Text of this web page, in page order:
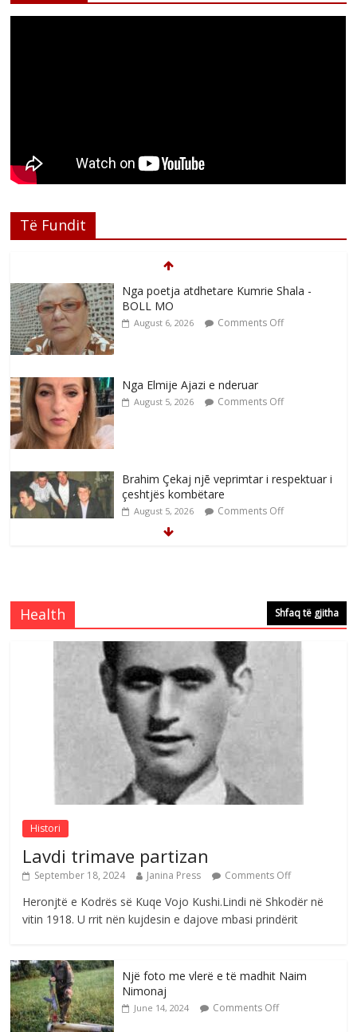
Të Fundit
Nga poetja atdhetare Kumrie Shala -
BOLL MO
August 6, 2026 Comments Off
Nga Elmije Ajazi e nderuar
August 5, 2026 Comments Off
Brahim Çekaj njē veprimtar i respektuar i
çeshtjës kombëtare
August 5, 2026 Comments Off
e invalidëve në Fushë Kosovë
Comments Off
Çlirimtari Agron Gërvalla me takime pune
në atdhe të shoqerisë Levizja
August 3, 2026 Comments Off
Postim me vlera nga artistja e mirëfilltë
Mimoza Gjoni
August 6, 2026 Comments Off
Health Shfaq të gjitha
Histori
Lavdi trimave partizan
September 18, 2024 Janina Press Comments Off
Heronjtë e Kodrës së Kuqe Vojo Kushi.Lindi në Shkodër në
vitin 1918. U rrit nën kujdesin e dajove mbasi prindërit
Një foto me vlerë e të madhit Naim
Nimonaj
June 14, 2024 Comments Off